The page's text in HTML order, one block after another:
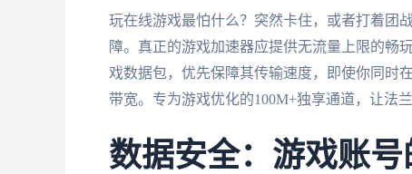
玩在线游戏最怕什么？突然卡住，或者打着团
障。真正的游戏加速器应提供无流量上限的畅
戏数据包，优先保障其传输速度，即使你同时
带宽。专为游戏优化的100M+独享通道，让法
数据安全：游戏账